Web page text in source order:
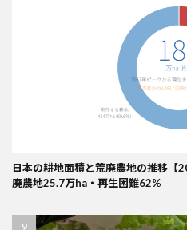
日本の耕地面積と荒廃農地の推移
廃農地25.7万ha・再生困難62%